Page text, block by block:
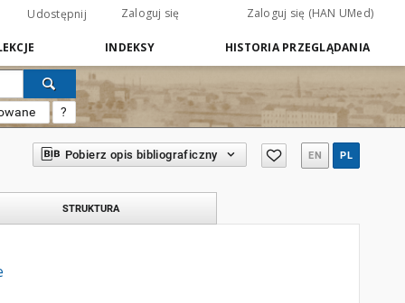
Udostępnij Zaloguj się Zaloguj się (HAN UMed)
INDEKSY HISTORIA PRZEGLĄDANIA
?
Pobierz opis bibliograficzny EN PL
STRUKTURA